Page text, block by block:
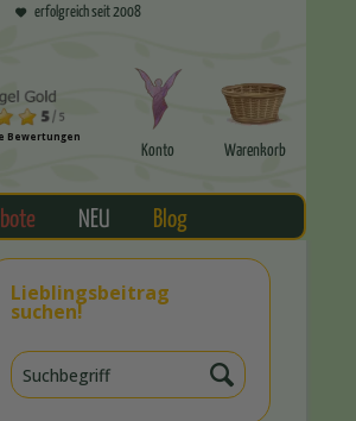
erfolgreich seit 2008
Bewertungen
Konto Warenkorb
NEU Blog
Lieblingsbeitrag
suchen!